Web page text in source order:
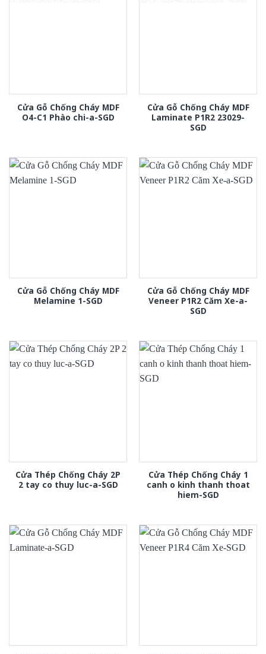
Cửa Gỗ Chống Cháy MDF
O4-C1 Phào chi-a-SGD
Cửa Gỗ Chống Cháy MDF
Laminate P1R2 23029-
SGD
Cửa Gỗ Chống Cháy MDF
Melamine 1-SGD
Cửa Gỗ Chống Cháy MDF
Veneer P1R2 Căm Xe-a-
SGD
Cửa Thép Chống Cháy 2P
2 tay co thuy luc-a-SGD
Cửa Thép Chống Cháy 1
canh o kinh thanh thoat
hiem-SGD